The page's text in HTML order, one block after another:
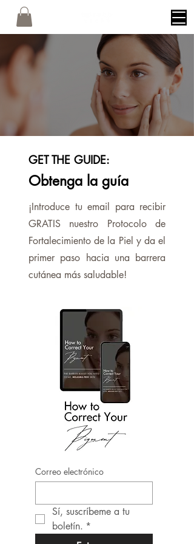
GET THE GUIDE:
Obtenga la guía
¡Introduce tu email para recibir
GRATIS nuestro Protocolo de
Fortalecimiento de la Piel y da el
primer paso hacia una barrera
cutánea más saludable!
Correo electrónico
Sí, suscríbeme a tu
boletín. *